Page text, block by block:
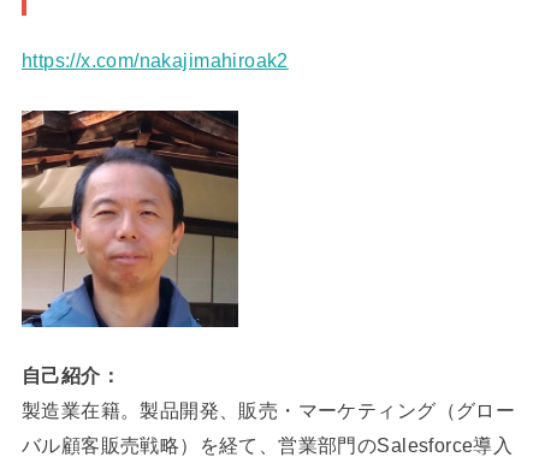
https://x.com/nakajimahiroak2
自己紹介：
製造業在籍。製品開発、販売・マーケティング（グロー
バル顧客販売戦略）を経て、営業部門のSalesforce導入